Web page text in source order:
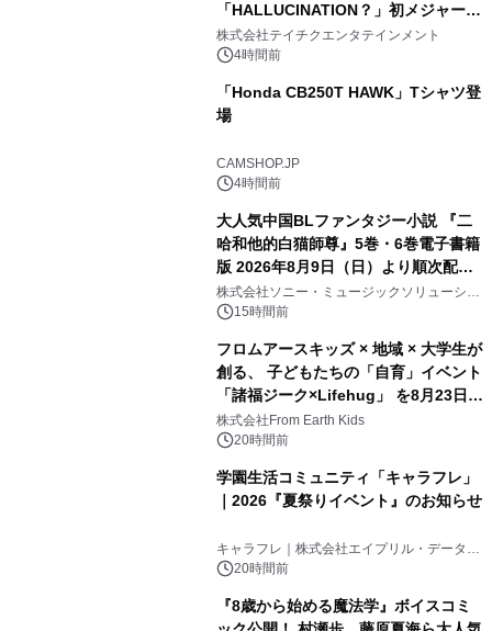
「HALLUCINATION？」初メジャー配
信リリース決定！
株式会社テイチクエンタテインメント
4時間前
「Honda CB250T HAWK」Tシャツ登
場
CAMSHOP.JP
4時間前
大人気中国BLファンタジー小説 『二
哈和他的白猫師尊』5巻・6巻電子書籍
版 2026年8月9日（日）より順次配信
開始
株式会社ソニー・ミュージックソリューショ
ンズ15時間前
フロムアースキッズ × 地域 × 大学生が
創る、 子どもたちの「自育」イベント
「諸福ジーク×Lifehug」 を8月23日
(日)開催
株式会社From Earth Kids
20時間前
学園生活コミュニティ「キャラフレ」
｜2026『夏祭りイベント』のお知らせ
キャラフレ｜株式会社エイプリル・データ・
デザインズ
20時間前
『8歳から始める魔法学』ボイスコミ